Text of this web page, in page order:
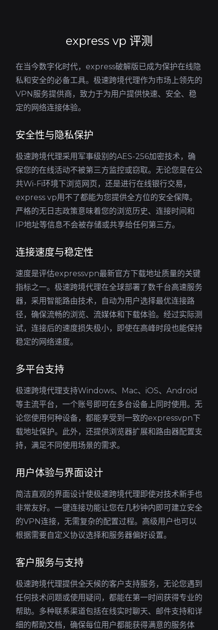
express vp 评测
在当今数字化时代，express破解版已成为保护在线隐
私和安全的必备工具。极速跨境代理作为市场上领先的
VPN服务提供商，致力于为用户提供快速、安全、稳
定的网络连接体验。
安全性与隐私保护
极速跨境代理采用军事级别的AES-256加密技术，确
保您的在线活动不被第三方监控或窃取。无论您是在公
共Wi-Fi环境下浏览网页，还是进行在线银行交易，
express vp用不了都能为您提供全方位的安全保障。
严格的无日志政策意味着您的浏览历史、连接时间和
IP地址等信息不会被存储或共享给任何第三方。
连接速度与稳定性
速度是评估expressvpn最新官方下载地址质量的关键
指标之一。极速跨境代理在全球部署了数千台高速服务
器，采用智能路由技术，自动为用户选择最优连接路
径，确保流畅的浏览、流媒体和下载体验。经过实际测
试，连接后的速度损失极小，即使在高峰时段也能保持
稳定的网络速度。
多平台支持
极速跨境代理支持Windows、Mac、iOS、Android
等主流平台，一个账号即可在多台设备上同时使用。无
论您使用何种设备，都能享受到一致的expressvpn下
载地址保护。此外，还提供浏览器扩展和路由器配置支
持，满足不同使用场景的需求。
用户体验与界面设计
简洁直观的界面设计使极速跨境代理即使对技术新手也
非常友好。一键连接功能让您在几秒钟内即可建立安全
的VPN连接，无需复杂的配置过程。高级用户也可以
根据需要自定义协议选择和服务器偏好设置。
客户服务与支持
极速跨境代理提供全天候的客户支持服务，无论您遇到
任何技术问题或使用疑问，都能在第一时间获得专业的
帮助。多种联系渠道包括在线实时聊天、邮件支持和详
细的帮助文档，确保每位用户都能获得满意的服务体